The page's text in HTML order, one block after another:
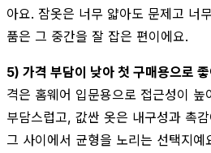
아요. 잠옷은 너무 얇아도 문제고 너
품은 그 중간을 잘 잡은 편이에요.
5) 가격 부담이 낮아 첫 구매용으로
격은 홈웨어 입문용으로 접근성이
부담스럽고, 값싼 옷은 내구성과 촉
그 사이에서 균형을 노리는 선택지예